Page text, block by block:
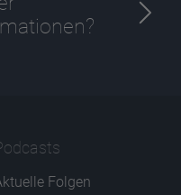
Folgen